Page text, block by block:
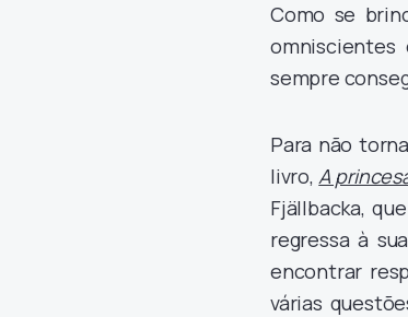
Como se
omniscientes
sempre
Para não
livro,A
Fjällbacka,
regressa à
encontrar
várias